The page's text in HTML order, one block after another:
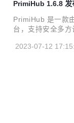
统计、数据资源管
语义、安全协议等
同态加密、可信
离线生成，在线
PrimiHub 1.6.8 发
PrimiHub 是一款
台，支持安全多方
er 一键部署 开箱
同态加密、可信
2023-07-12